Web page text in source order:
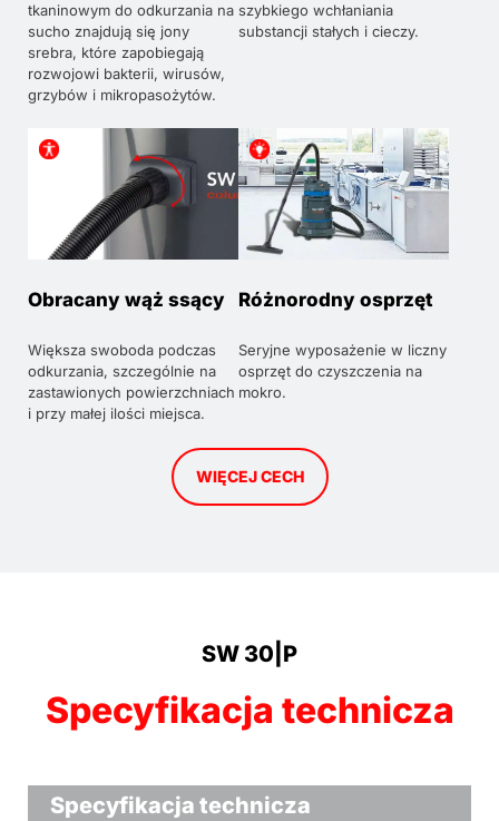
tkaninowym do odkurzania na
sucho znajdują się jony
srebra, które zapobiegają
rozwojowi bakterii, wirusów,
grzybów i mikropasożytów.
szybkiego wchłaniania
substancji stałych i cieczy.
Obracany wąż ssący
Większa swoboda podczas
odkurzania, szczególnie na
zastawionych powierzchniach
i przy małej ilości miejsca.
Różnorodny osprzęt
Seryjne wyposażenie w liczny
osprzęt do czyszczenia na
mokro.
WIĘCEJ CECH
SW 30|P
Specyfikacja technicza
Specyfikacja technicza